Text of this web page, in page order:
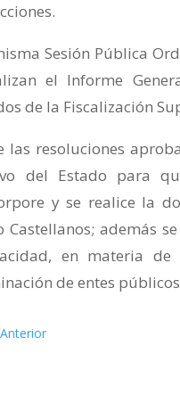
Sesión Pública
el Informe
de la Fiscalización
las resoluciones
del Estado para
y se realice la
Castellanos; además
en materia
de entes